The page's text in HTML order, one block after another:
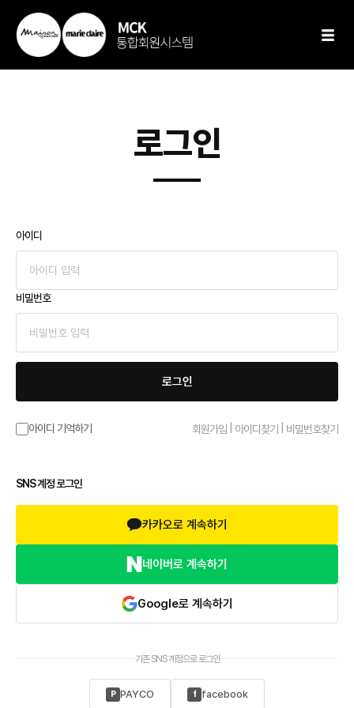
로그인
아이디
비밀번호
로그인
아이디 기억하기 회원가입 아이디찾기 비밀번호찾기
SNS 계정 로그인
카카오로 계속하기
네이버로 계속하기
Google로 계속하기
기존 SNS 계정으로 로그인
P PAYCO f facebook